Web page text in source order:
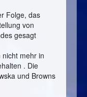
Folge, das
von
gesagt
mehr in
. Die
und Browns